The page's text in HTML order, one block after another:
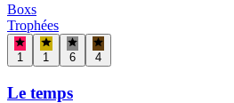
Boxs
Trophées
1 1 6 4
Le temps